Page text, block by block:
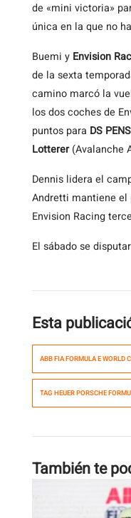
de «mini victoria»
única en la que no
Buemi y Envision
de la sexta
camino marcó la
los dos coches de
puntos para DS
Lotterer(Avalanche
Dennis lidera el
Andretti mantiene el
Envision Racing
El sábado se
Esta
ABB FIA FORMULA E WORLD
TAG HEUER PORSCHE
También te